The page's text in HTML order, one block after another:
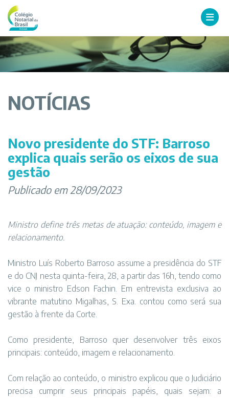
NOTÍCIAS
Novo presidente do STF: Barroso
explica quais serão os eixos de sua
gestão
Publicado em 28/09/2023
Ministro define três metas de atuação: conteúdo, imagem e
relacionamento.
Ministro Luís Roberto Barroso assume a presidência do STF
e do CNJ nesta quinta-feira, 28, a partir das 16h, tendo como
vice o ministro Edson Fachin. Em entrevista exclusiva ao
vibrante matutino Migalhas, S. Exa. contou como será sua
gestão à frente da Corte.
Como presidente, Barroso quer desenvolver três eixos
principais: conteúdo, imagem e relacionamento.
Com relação ao conteúdo, o ministro explicou que o Judiciário
precisa cumprir seus principais papéis, quais sejam: a